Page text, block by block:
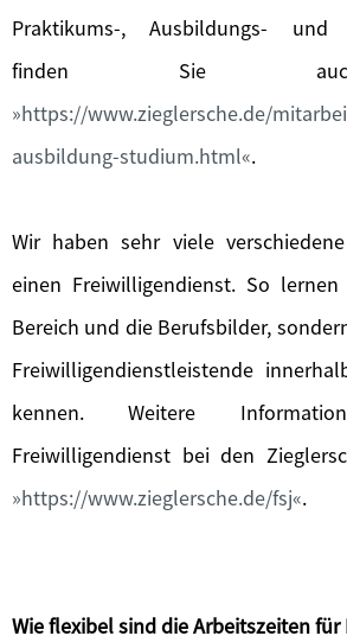
Praktikums-, Ausbildungs- und
finden Sie
https://www.zieglersche.de/
ausbildung-studium.html .
Wir haben sehr viele
einen Freiwilligendienst. So
Bereich und die Berufsbilder,
Freiwilligendienstleistende
kennen. Weitere
Freiwilligendienst bei den
https://www.zieglersche.de/fsj .
Wie flexibel sind die Arbeitszeiten für